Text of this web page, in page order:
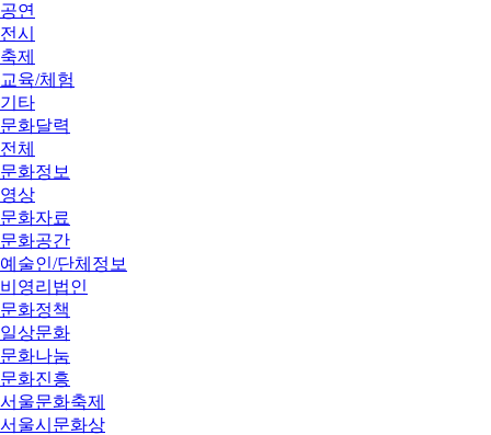
공연
전시
축제
교육/체험
기타
문화달력
전체
문화정보
영상
문화자료
문화공간
예술인/단체정보
비영리법인
문화정책
일상문화
문화나눔
문화진흥
서울문화축제
서울시문화상